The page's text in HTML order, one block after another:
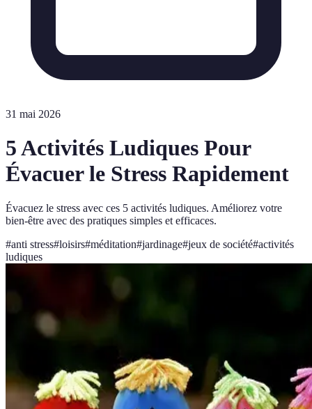
31 mai 2026
5 Activités Ludiques Pour
Évacuer le Stress Rapidement
Évacuez le stress avec ces 5 activités ludiques. Améliorez votre
bien-être avec des pratiques simples et efficaces.
#anti stress#loisirs#méditation#jardinage#jeux de société#activités
ludiques